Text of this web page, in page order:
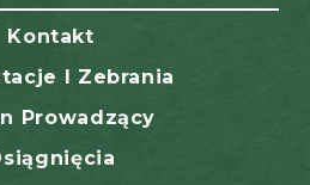
Kontakt
I Zebrania
Prowadzący